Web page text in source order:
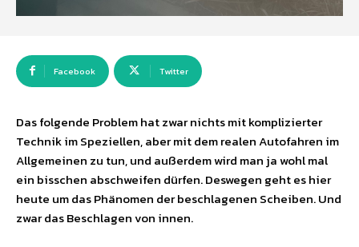
Facebook Twitter
Das folgende Problem hat zwar nichts mit komplizierter
Technik im Speziellen, aber mit dem realen Autofahren im
Allgemeinen zu tun, und außerdem wird man ja wohl mal
ein bisschen abschweifen dürfen. Deswegen geht es hier
heute um das Phänomen der beschlagenen Scheiben. Und
zwar das Beschlagen von innen.